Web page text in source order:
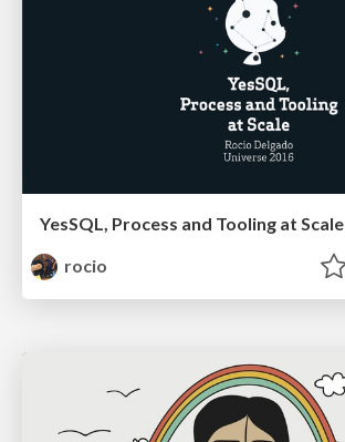
YesSQL, Process and Tooling at Scale
rocio